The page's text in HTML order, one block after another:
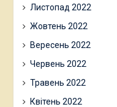
Листопад 2022
Жовтень 2022
Вересень 2022
Червень 2022
Травень 2022
Квітень 2022